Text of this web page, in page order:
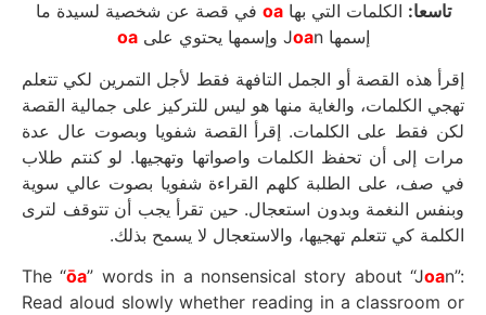
تاسعا: الكلمات التي بهاoa في قصة عن شخصية لسيدة ما
إسمها J oan وإسمها يحتوي على
oa
إقرأ هذه القصة أو الجمل التافهة فقط لأجل التمرين لكي تتعلم
تهجي الكلمات، والغاية منها هو ليس للتركيز على جمالية القصة
لكن فقط على الكلمات. إقرأ القصة شفويا وبصوت عال عدة
مرات إلى أن تحفظ الكلمات واصواتها وتهجيها. لو كنتم طلاب
في صف، على الطلبة كلهم القراءة شفويا بصوت عالي سوية
وبنفس النغمة وبدون استعجال. حين تقرأ يجب أن تتوقف لترى
الكلمة كي تتعلم تهجيها، والاستعجال لا يسمح بذلك.
The “ōa” words in a nonsensical story about “Joan”:
Read aloud slowly whether reading in a classroom or